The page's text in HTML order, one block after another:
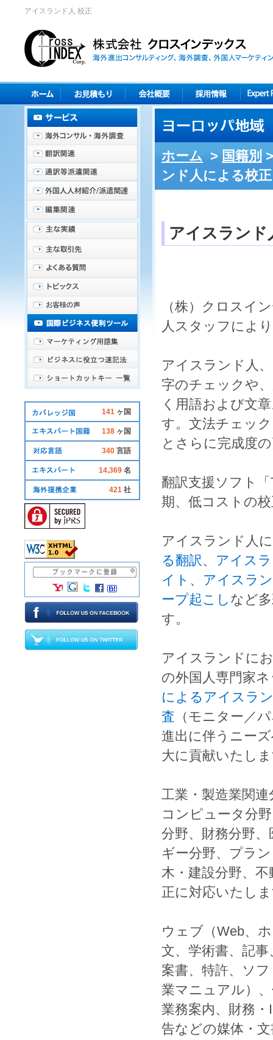
アイスランド人 校正
ホーム > 国籍別
ンド人による校正
アイスランド
（株）クロスイ
人 スタッフによ
アイスランド人 、
字のチェック や
く用語および文
す。 文法チェック
とさらに完成度
翻訳支援ソフト
期、低コストの
アイスランド人
る翻訳、 アイス
イト 、 アイスラ
ープ起こし など
す。
アイスランド に
の外国人専門家
によるアイスラ
査 （モニター／
進出に伴うニー
大に貢献いたし
工業 ・ 製造業関連
コンピュータ 分
分野、 財務分野、
ギー分野、 プラ
木 ・ 建設分野、 不
正に対応いたし
ウェブ （Web、
文、 学術書、 記事
案書、 特許、
ソ
業マニュアル）、
業務案内、 財務 ・
告などの媒体・
141 ヶ国
138 ヶ国
340 言語
14,369 名
421 社